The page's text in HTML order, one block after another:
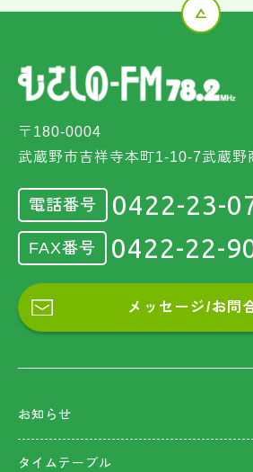
〒180-0004
武蔵野市吉祥寺本町1-10-7武蔵野
電話番号 0422-23-
FAX番号 0422-22-
メッセージ/お問
お知らせ
タイムテーブル